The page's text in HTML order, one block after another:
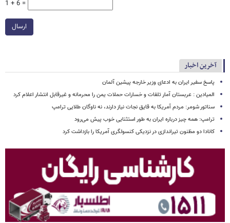
1 + 6 =
ارسال
آخرین اخبار
پاسخ سفیر ایران به ادعای وزیر خارجه پیشین آلمان
المیادین : عربستان آمار تلفات و خسارات حملات یمن را محرمانه و غیرقابل انتشار اعلام کرد
سناتور شومر: مردم آمریکا به قایق نجات نیاز دارند، نه ناوگان طلایی ترامپ
ترامپ: همه چیز درباره ایران به طور استثنایی خوب پیش می‌رود
کانادا دو مظنون تیراندازی در نزدیکی کنسولگری آمریکا را بازداشت کرد